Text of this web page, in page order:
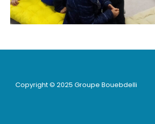
Copyright © 2025 Groupe Bouebdelli